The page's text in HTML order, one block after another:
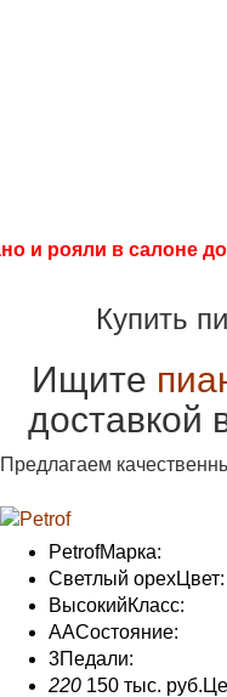
и рояли в салоне до
Купить
Ищите
доставкой
Предлагаем
PetrofМарка:
Светлый орехЦвет:
ВысокийКласс:
ААСостояние:
3Педали:
220 150 тыс. руб.